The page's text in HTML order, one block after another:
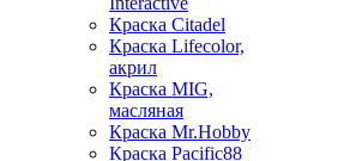
Краска Citadel
Краска Lifecolor,
акрил
Краска MIG,
масляная
Краска Mr.Hobby
Краска Pacific88